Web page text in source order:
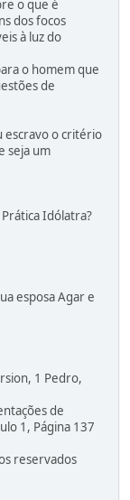
o que é
dos focos
à luz do
o homem que
de
escravo o critério
seja um
Idólatra?
esposa Agar e
1 Pedro,
de
1, Página 137
reservados